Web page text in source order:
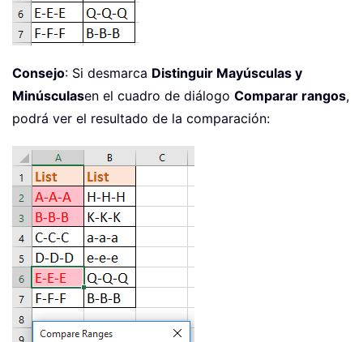
Consejo: Si desmarca Distinguir Mayúsculas y
Minúsculasen el cuadro de diálogo Comparar rangos,
podrá ver el resultado de la comparación: